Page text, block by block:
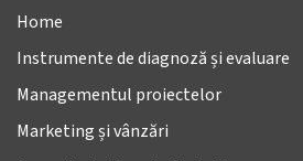
Home
Instrumente de diagnoză și evaluare
Managementul proiectelor
Marketing și vânzări